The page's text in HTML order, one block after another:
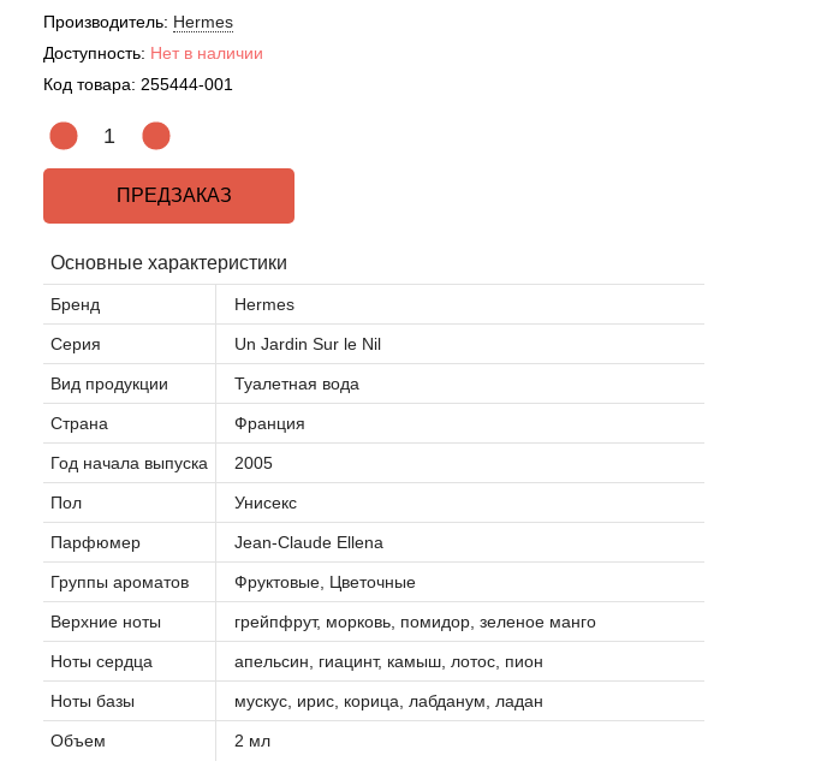
Производитель: Hermes
Доступность: Нет в наличии
Код товара: 255444-001
ПРЕДЗАКАЗ
Основные характеристики
Бренд Hermes
Серия Un Jardin Sur le Nil
Вид продукции Туалетная вода
Страна Франция
Год начала выпуска 2005
Пол Унисекс
Парфюмер Jean-Claude Ellena
Группы ароматов Фруктовые, Цветочные
Верхние ноты грейпфрут, морковь, помидор, зеленое манго
Ноты сердца апельсин, гиацинт, камыш, лотос, пион
Ноты базы мускус, ирис, корица, лабданум, ладан
Объем 2 мл